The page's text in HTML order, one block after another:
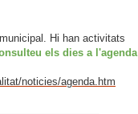
Hi han activitats
els dies a l'agenda
noticies/agenda.htm